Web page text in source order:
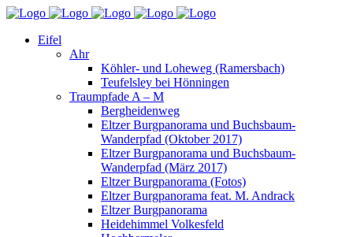
Eifel
Ahr
Köhler- und Loheweg (Ramersbach)
Teufelsley bei Hönningen
Traumpfade A – M
Bergheidenweg
Eltzer Burgpanorama und Buchsbaum-
Wanderpfad (Oktober 2017)
Eltzer Burgpanorama und Buchsbaum-
Wanderpfad (März 2017)
Eltzer Burgpanorama (Fotos)
Eltzer Burgpanorama feat. M. Andrack
Eltzer Burgpanorama
Heidehimmel Volkesfeld